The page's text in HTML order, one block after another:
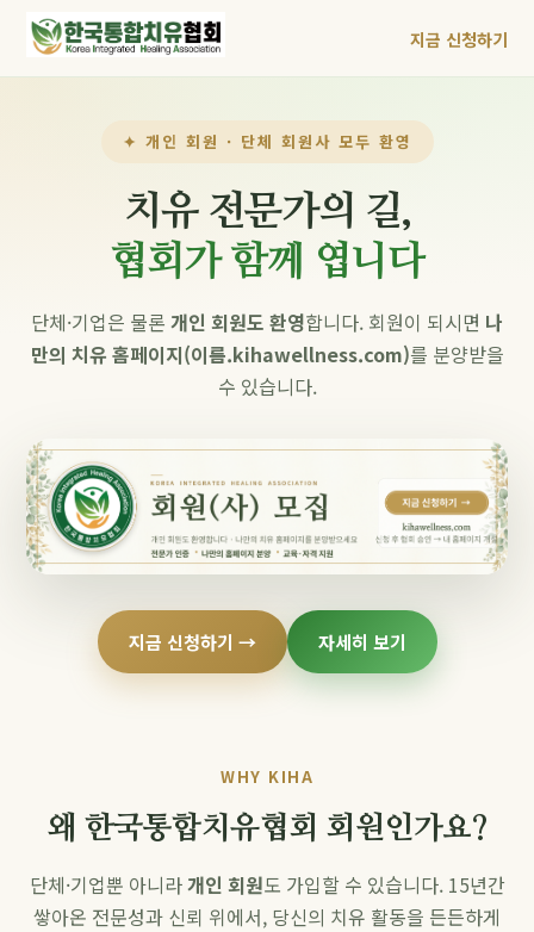
지금 신청하기
✦ 개인 회원 · 단체 회원사 모두 환영
치유 전문가의 길,
협회가 함께 엽니다
단체·기업은 물론 개인 회원도 환영합니다. 회원이 되시면 나
만의 치유 홈페이지(이름.kihawellness.com)를 분양받을
수 있습니다.
지금 신청하기 → 자세히 보기
WHY KIHA
왜 한국통합치유협회 회원인가요?
단체·기업뿐 아니라개인 회원도 가입할 수 있습니다. 15년간
쌓아온 전문성과 신뢰 위에서, 당신의 치유 활동을 든든하게